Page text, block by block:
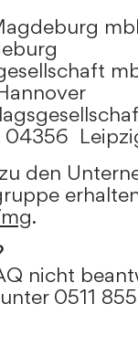
04356
den
.
nicht
0511